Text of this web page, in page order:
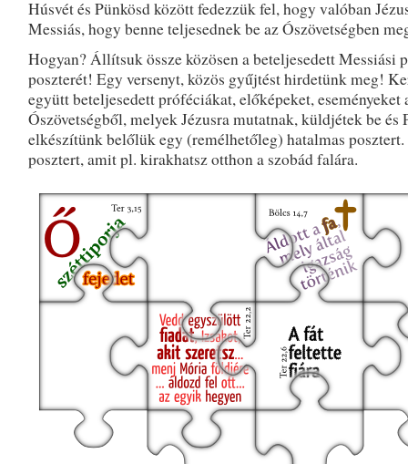
Húsvét és Pünkösd között fedezzük fel, hogy valóban
Messiás, hogy benne teljesednek be az Ószövetségben
Hogyan? Állítsuk össze közösen a beteljesedett Messiási
poszterét! Egy versenyt, közös gyűjtést hirdetünk meg!
együtt beteljesedett próféciákat, előképeket, eseményeket
Ószövetségből, melyek Jézusra mutatnak, küldjétek be és
elkészítünk belőlük egy (remélhetőleg) hatalmas
posztert, amit pl. kirakhatsz otthon a szobád falára.